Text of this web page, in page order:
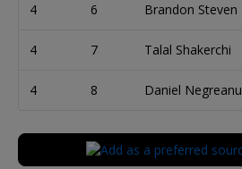
4 6 Brandon Steven
4 7 Talal Shakerchi
4 8 Daniel Negreanu